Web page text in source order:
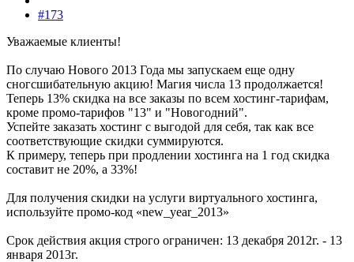
#173
Уважаемые клиенты!
По случаю Нового 2013 Года мы запускаем еще одну
сногсшибательную акцию! Магия числа 13 продолжается!
Теперь 13% скидка на все заказы по всем хостинг-тарифам,
кроме промо-тарифов "13" и "Новогодний".
Успейте заказать хостинг с выгодой для себя, так как все
соответствующие скидки суммируются.
К примеру, теперь при продлении хостинга на 1 год скидка
составит не 20%, а 33%!
Для получения скидки на услуги виртуального хостинга,
используйте промо-код «new_year_2013»
Срок действия акция строго ограничен: 13 декабря 2012г. - 13
января 2013г.